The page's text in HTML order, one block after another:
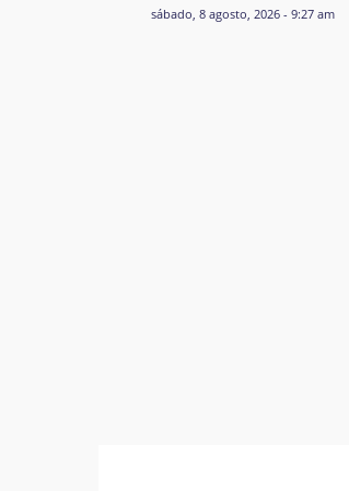
sábado, 8 agosto, 2026 - 9:27 am